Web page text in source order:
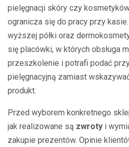
pielęgnacji skóry czy
ogranicza się do pracy przy
wyższej półki oraz
się placówki, w których obsługa
przeszkolenie i potrafi podać
pielęgnacyjną zamiast
produkt.
Przed wyborem konkretnego
jak realizowane są zwroty i
zakupie prezentów. Opinie